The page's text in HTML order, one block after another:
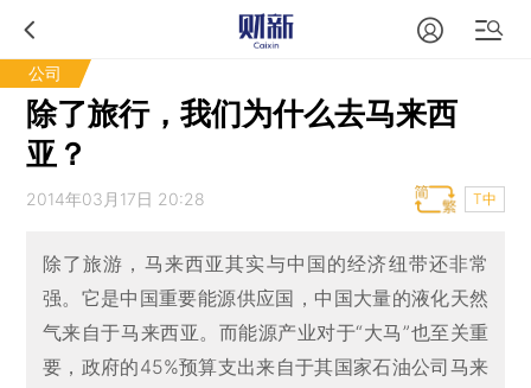
公司
除了旅行，我们为什么去马来西
亚？
2014年03月17日 20:28 T中
除了旅游，马来西亚其实与中国的经济纽带还非常
强。它是中国重要能源供应国，中国大量的液化天然
气来自于马来西亚。而能源产业对于“大马”也至关重
要，政府的45%预算支出来自于其国家石油公司马来